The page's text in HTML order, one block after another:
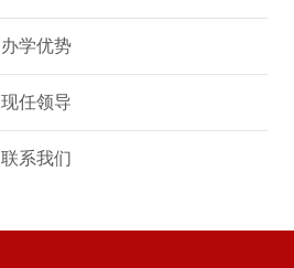
办学优势
现任领导
联系我们